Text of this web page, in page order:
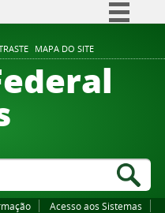
MAPA DO SITE
Comunica BR
Participe
Canais
Acesso aos Sistemas